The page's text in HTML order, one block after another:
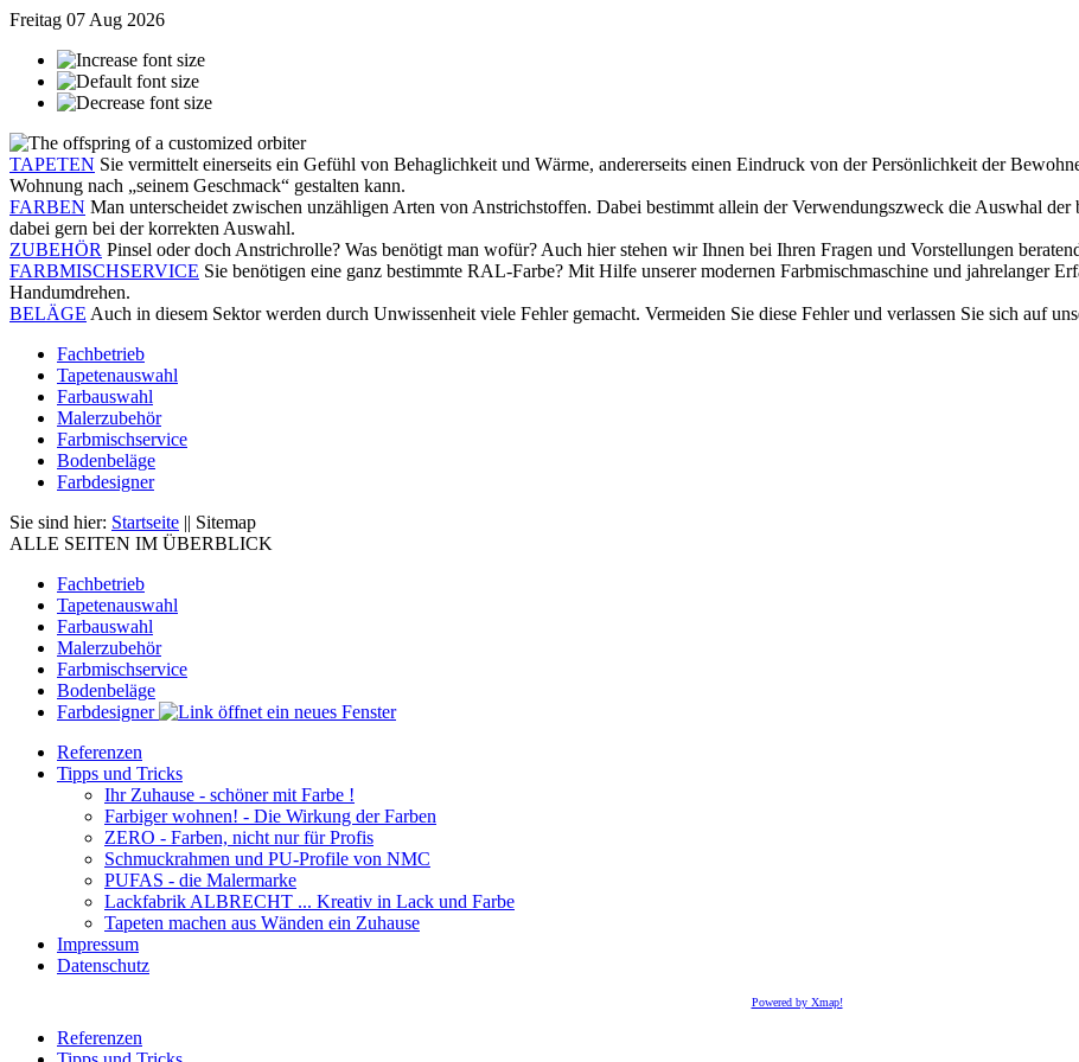
Freitag 07 Aug 2026
TAPETEN Sie vermittelt einerseits ein Gefühl von Behaglichkeit und Wärme, andererseits einen Eindruck von der Persönlichkeit der
Wohnung nach „seinem Geschmack“ gestalten kann.
FARBEN Man unterscheidet zwischen unzähligen Arten von Anstrichstoffen. Dabei bestimmt allein der Verwendungszweck die Auswhal
dabei gern bei der korrekten Auswahl.
ZUBEHÖR Pinsel oder doch Anstrichrolle? Was benötigt man wofür? Auch hier stehen wir Ihnen bei Ihren Fragen und Vorstellungen
FARBMISCHSERVICE Sie benötigen eine ganz bestimmte RAL-Farbe? Mit Hilfe unserer modernen Farbmischmaschine und jahrelanger
Handumdrehen.
BELÄGE Auch in diesem Sektor werden durch Unwissenheit viele Fehler gemacht. Vermeiden Sie diese Fehler und verlassen Sie sich auf
Fachbetrieb
Tapetenauswahl
Farbauswahl
Malerzubehör
Farbmischservice
Bodenbeläge
Farbdesigner
Sie sind hier: Startseite || Sitemap
ALLE SEITEN IM ÜBERBLICK
Fachbetrieb
Tapetenauswahl
Farbauswahl
Malerzubehör
Farbmischservice
Bodenbeläge
Farbdesigner
Referenzen
Tipps und Tricks
Ihr Zuhause - schöner mit Farbe !
Farbiger wohnen! - Die Wirkung der Farben
ZERO - Farben, nicht nur für Profis
Schmuckrahmen und PU-Profile von NMC
PUFAS - die Malermarke
Lackfabrik ALBRECHT ... Kreativ in Lack und Farbe
Tapeten machen aus Wänden ein Zuhause
Impressum
Datenschutz
Powered by Xmap!
Referenzen